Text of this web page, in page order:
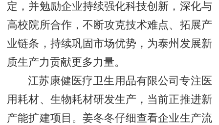
定，并勉励企业持续强化科技创新，深化与
高校院所合作，不断攻克技术难点、拓展产
业链条，持续巩固市场优势，为泰州发展新
质生产力贡献更多力量。
江苏康健医疗卫生用品有限公司专注医
用耗材、生物耗材研发生产，当前正推进新
产能扩建项目。姜冬冬仔细查看企业生产流